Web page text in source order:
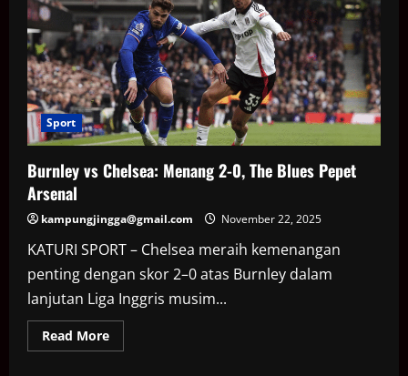
Kans
Menang
The
Citizens
71,5
Persen
Sport
Burnley vs Chelsea: Menang 2-0, The Blues Pepet
Arsenal
kampungjingga@gmail.com November 22, 2025
KATURI SPORT – Chelsea meraih kemenangan
penting dengan skor 2–0 atas Burnley dalam
lanjutan Liga Inggris musim...
Read MoreRead
more